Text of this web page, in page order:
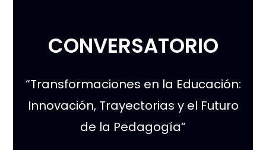
CONVERSATORIO
“Transformaciones en la Educación:
Innovación, Trayectorias y el Futuro
de la Pedagogía”